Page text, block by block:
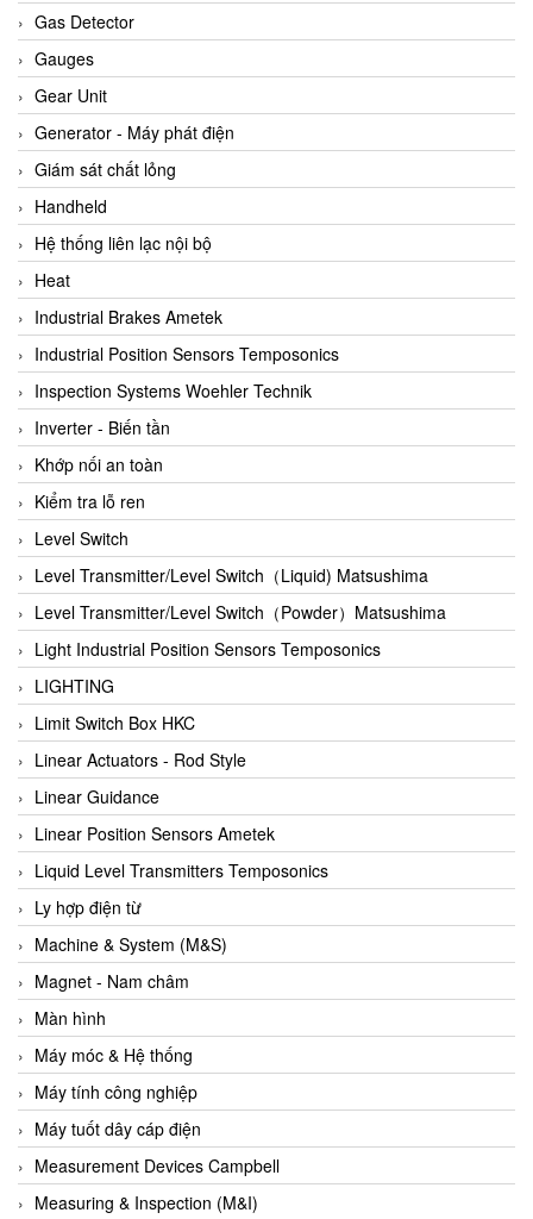
ARCA Regler
Arcos Hydraulik
Ardetem-Sfere-Vietnam
Argal
AS ENERGI
ASCO CO2
Asker
AT2E
ATC Pneumatic
ATEX System
ATI - IA
ATI (Analytical Technology Inc)
Atos
Atrax
Auma
Autec
Auto Flow
Automatic valve
Aventics
Avproglobal
Axiomtek
AZBIL
B&C Electronics
B&R
Babcok wilcox
Baelz Automatic Vietnam
Bahr Modultechnik Vietnam
Balluff
BamBo Vietnam
Barel Vietnam
Barksdale
Bartec
Basco
Gas Detector
Gauges
Gear Unit
Generator - Máy phát điện
Giám sát chất lỏng
Handheld
Hệ thống liên lạc nội bộ
Heat
Industrial Brakes Ametek
Industrial Position Sensors Temposonics
Inspection Systems Woehler Technik
Inverter - Biến tần
Khớp nối an toàn
Kiểm tra lỗ ren
Level Switch
Level Transmitter/Level Switch（Liquid) Matsushima
Level Transmitter/Level Switch（Powder）Matsushima
Light Industrial Position Sensors Temposonics
LIGHTING
Limit Switch Box HKC
Linear Actuators - Rod Style
Linear Guidance
Linear Position Sensors Ametek
Liquid Level Transmitters Temposonics
Ly hợp điện từ
Machine & System (M&S)
Magnet - Nam châm
Màn hình
Máy móc & Hệ thống
Máy tính công nghiệp
Máy tuốt dây cáp điện
Measurement Devices Campbell
Measuring & Inspection (M&I)